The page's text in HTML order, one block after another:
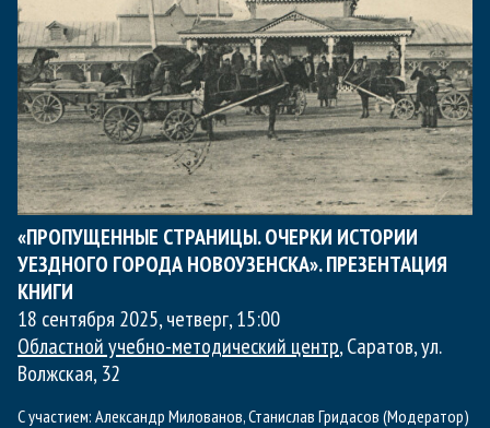
«ПРОПУЩЕННЫЕ СТРАНИЦЫ. ОЧЕРКИ ИСТОРИИ
УЕЗДНОГО ГОРОДА НОВОУЗЕНСКА». ПРЕЗЕНТАЦИЯ
КНИГИ
18 сентября 2025, четверг,15:00
Областной учебно-методический центр, Саратов, ул.
Волжская, 32
С участием: Александр Милованов,Станислав Гридасов (Модератор)